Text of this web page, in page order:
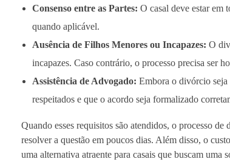
Consenso entre as Partes: O casal deve estar em
quando aplicável.
Ausência de Filhos Menores ou Incapazes: O
incapazes. Caso contrário, o processo precisa ser
Assistência de Advogado: Embora o divórcio seja
respeitados e que o acordo seja formalizado
Quando esses requisitos são atendidos, o processo
resolver a questão em poucos dias. Além disso, o
uma alternativa atraente para casais que buscam uma